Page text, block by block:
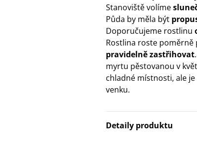
Stanoviště volíme
Půda by měla být
Doporučujeme rostlinu
Rostlina roste poměrně
pravidelně zastřihovat.
myrtu pěstovanou v
chladné místnosti, ale
venku.
Detaily produktu